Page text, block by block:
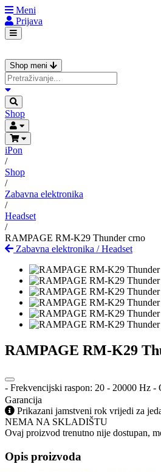
Meni
Prijava
Shop meni
Shop
iPon
/
Shop
/
Zabavna elektronika
/
Headset
/
RAMPAGE RM-K29 Thunder crno
Zabavna elektronika /Headset
RAMPAGE RM-K29
- Frekvencijski raspon: 20 - 20000 Hz
Garancija
Prikazani jamstveni rok vrijedi za
NEMA NA SKLADIŠTU
Ovaj proizvod trenutno nije dostupan,
Opis proizvoda